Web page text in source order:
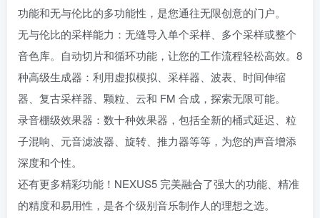
功能和无与伦比的多功能性，是您通往无限创意的门户。
无与伦比的采样能力：无缝导入单个采样、多个采样或整个
音色库。自动切片和循环功能，让您的工作流程轻松高效。8
种高级生成器：利用虚拟模拟、采样器、波表、时间伸缩
器、复古采样器、颗粒、云和 FM 合成，探索无限可能。
录音棚级效果器：数十种效果器，包括全新的桶式延迟、粒
子混响、元音滤波器、旋转、推力器等等，为您的声音增添
深度和个性。
还有更多精彩功能！NEXUS5 完美融合了强大的功能、精准
的精度和易用性，是各个级别音乐制作人的理想之选。